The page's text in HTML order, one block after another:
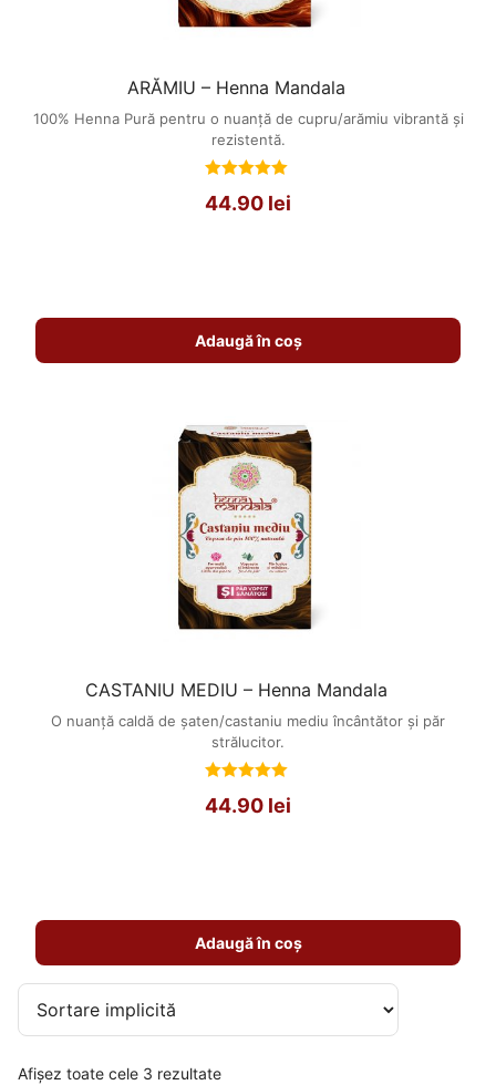
ARĂMIU – Henna Mandala
100% Henna Pură pentru o nuanță de cupru/arămiu vibrantă și
rezistentă.
la
44.90 lei
Adaugă în coș
CASTANIU MEDIU – Henna Mandala
O nuanță caldă de șaten/castaniu mediu încântător și păr
strălucitor.
la
44.90 lei
Adaugă în coș
Afișez toate cele 3 rezultate